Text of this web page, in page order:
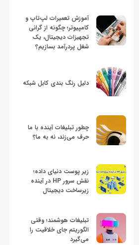
آموزش تعمیرات لپ‌تاپ و
کامپیوتر؛ چگونه از گرانی
تجهیزات دیجیتال، یک
شغل پردرآمد بسازیم؟
دلیل رنگ بندی کابل شبکه
چطور تبلیغات آینده با ما
حرف می‌زند، نه به ما؟
زیر پوست دنیای داده؛
نقش سرور HP در آینده
زیرساخت دیجیتال
تبلیغات هوشمند؛ وقتی
الگوریتم جای خلاقیت را
می‌گیرد